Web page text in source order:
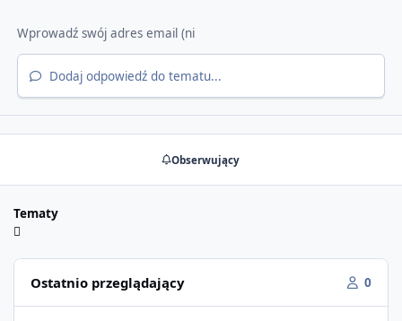
Dodaj odpowiedź do tematu...
Obserwujący
Tematy
Ostatnio przeglądający 0